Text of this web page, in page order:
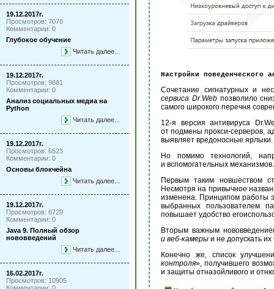
19.12.2017г.
Просмотров: 7078
Комментарии: 0
Глубокое обучение
Читать далее...
19.12.2017г.
Просмотров: 9881
Комментарии: 0
Анализ социальных медиа на
Python
Читать далее...
19.12.2017г.
Просмотров: 6523
Комментарии: 0
Основы блокчейна
Читать далее...
19.12.2017г.
Просмотров: 6729
Комментарии: 0
Java 9. Полный обзор
нововведений
Читать далее...
16.02.2017г.
Просмотров: 10905
Настройки поведенческого
Сочетание сигнатурных и
сервиса Dr.Webпозволило
самого широкого перечня
12-я версия антивируса
от подмены прокси-серверов,
выявляет вредоносные ярлыки.
Но помимо технологий,
и вспомогательных механизмов.
Первым таким новшеством
Несмотря на привычное
изменена. Принципом работы
выбранных пользователем
повышает удобство
Вторым важным
и веб-камеры и не допускать
Конечно же, список
контроля», получившего
и защиты отназойливого и